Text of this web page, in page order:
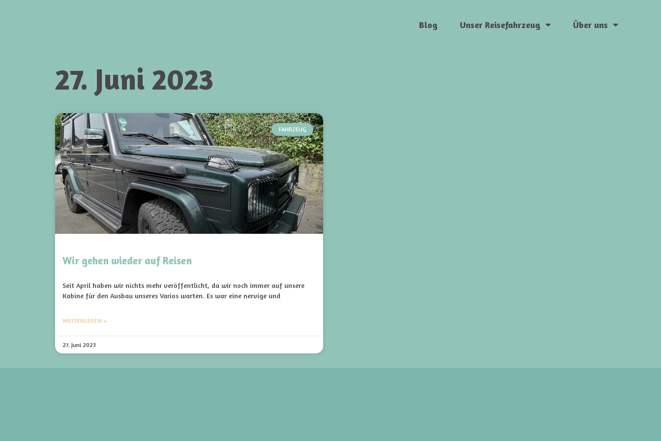
Blog Unser Reisefahrzeug Über uns
27. Juni 2023
FAHRZEUG
Wir gehen wieder auf Reisen
Seit April haben wir nichts mehr veröffentlicht, da wir noch immer auf unsere
Kabine für den Ausbau unseres Varios warten. Es war eine nervige und
WEITERLESEN »
27. Juni 2023